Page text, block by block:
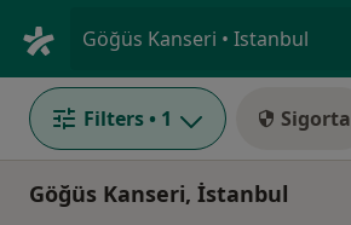
Göğüs Kanseri • Istanbul
Filters • 1 Sigorta
Göğüs Kanseri, İstanbul